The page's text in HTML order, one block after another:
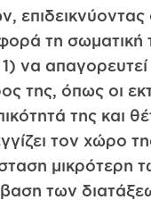
τη σωματική
να
της, όπως οι
της και
τον χώρο
μικρότερη
των